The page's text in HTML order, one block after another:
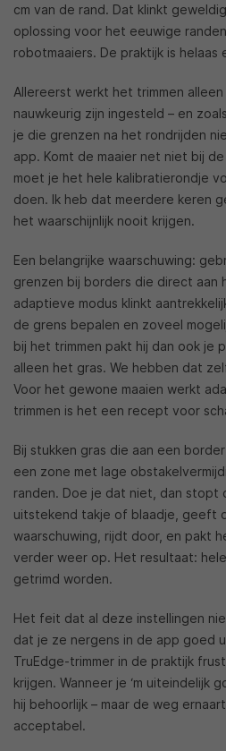
cm van de rand. Dat klinkt
oplossing voor het eeuwige
robotmaaiers. De praktijk is helaas
Allereerst werkt het trimmen
nauwkeurig zijn ingesteld – en
je die grenzen na het rondrijden
app. Komt de maaier net niet bij
moet je het hele kalibratierondje
doen. Ik heb dat meerdere keren
het waarschijnlijk nooit krijgen.
Een belangrijke waarschuwing:
grenzen bij borders die direct aan
adaptieve modus klinkt
de grens bepalen en zoveel
bij het trimmen pakt hij dan ook je
alleen het gras. We hebben dat
Voor het gewone maaien werkt
trimmen is het een recept voor
Bij stukken gras die aan een
een zone met lage
randen. Doe je dat niet, dan stopt
uitstekend takje of blaadje, geeft
waarschuwing, rijdt door, en pakt
verder weer op. Het resultaat:
getrimd worden.
Het feit dat al deze instellingen
dat je ze nergens in de app goed
TruEdge-trimmer in de praktijk
krijgen. Wanneer je ‘m uiteindelijk
hij behoorlijk – maar de weg
acceptabel.